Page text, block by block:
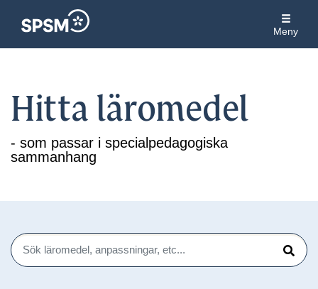
Meny
Hitta läromedel
- som passar i specialpedagogiska
sammanhang
Sök
Sök